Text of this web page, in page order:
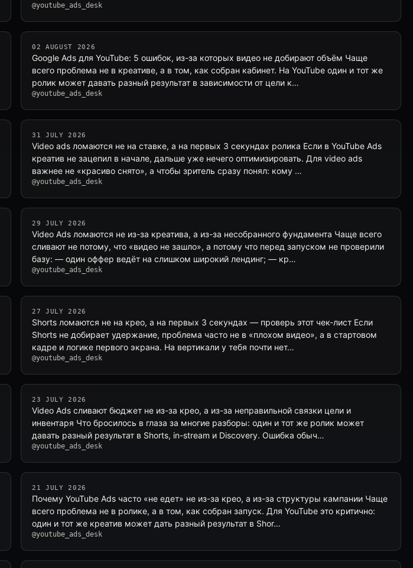
@youtube_ads_desk
02 AUGUST 2026
Google Ads для YouTube: 5 ошибок, из-за которых видео не добирают объём Чаще
всего проблема не в креативе, а в том, как собран кабинет. На YouTube один и тот же
ролик может давать разный результат в зависимости от цели к…
@youtube_ads_desk
31 JULY 2026
Video ads ломаются не на ставке, а на первых 3 секундах ролика Если в YouTube Ads
креатив не зацепил в начале, дальше уже нечего оптимизировать. Для video ads
важнее не «красиво снято», а чтобы зритель сразу понял: кому …
@youtube_ads_desk
29 JULY 2026
Video Ads ломаются не из-за креатива, а из-за несобранного фундамента Чаще всего
сливают не потому, что «видео не зашло», а потому что перед запуском не проверили
базу: — один оффер ведёт на слишком широкий лендинг; — кр…
@youtube_ads_desk
27 JULY 2026
Shorts ломаются не на крео, а на первых 3 секундах — проверь этот чек-лист Если
Shorts не добирает удержание, проблема часто не в «плохом видео», а в стартовом
кадре и логике первого экрана. На вертикали у тебя почти нет…
@youtube_ads_desk
23 JULY 2026
Video Ads сливают бюджет не из-за крео, а из-за неправильной связки цели и
инвентаря Что бросилось в глаза за многие разборы: один и тот же ролик может
давать разный результат в Shorts, in-stream и Discovery. Ошибка обыч…
@youtube_ads_desk
21 JULY 2026
Почему YouTube Ads часто «не едет» не из-за крео, а из-за структуры кампании Чаще
всего проблема не в ролике, а в том, как собран запуск. Для YouTube это критично:
один и тот же креатив может дать разный результат в Shor…
@youtube_ads_desk